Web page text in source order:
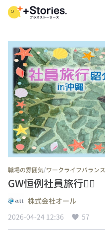
職場の雰囲気/ワークライフバランス
GW恒例社員旅行👍🏽
株式会社オール
2026-04-24 12:36
57